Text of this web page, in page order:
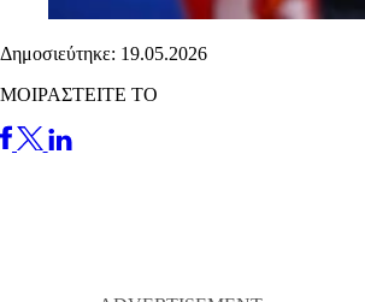
Δημοσιεύτηκε: 19.05.2026
ΜΟΙΡΑΣΤΕΙΤΕ ΤΟ